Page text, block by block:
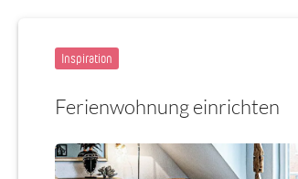
Inspiration
Ferienwohnung einrichten